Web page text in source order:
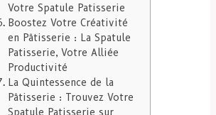
Votre Spatule Patisserie
Boostez Votre Créativité
en Pâtisserie : La Spatule
Patisserie, Votre Alliée
Productivité
La Quintessence de la
Pâtisserie : Trouvez Votre
Spatule Patisserie sur